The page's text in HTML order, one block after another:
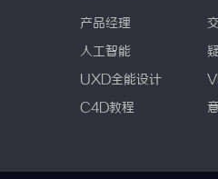
产品经理
人工智能
UXD全能设计
C4D教程